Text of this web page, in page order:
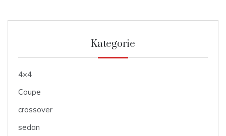
Kategorie
4×4
Coupe
crossover
sedan